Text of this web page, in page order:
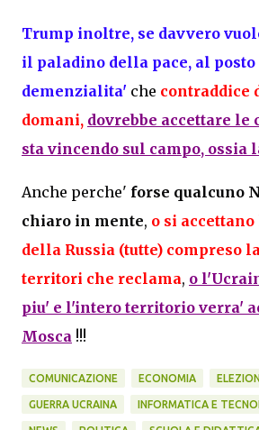
Trump inoltre, se davvero
il paladino della pace, al posto
demenzialita' che contraddice
domani, dovrebbe accettare
sta vincendo sul campo, ossia
Anche perche' forse qualcuno
chiaro in mente, o si
della Russia (tutte) compreso
territori che reclama, o
piu' e l'intero territorio verra'
Mosca !!!
COMUNICAZIONE ECONOMIA
GUERRA UCRAINA INFORMATICA E